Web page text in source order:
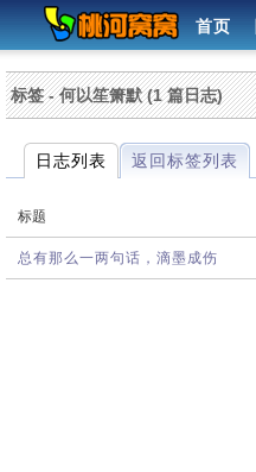
首页
标签 - 何以笙箫默 (1 篇日志)
日志列表 返回标签列表
标题
总有那么一两句话，滴墨成伤